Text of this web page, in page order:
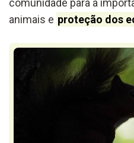
comunidade para a
animais e proteção dos